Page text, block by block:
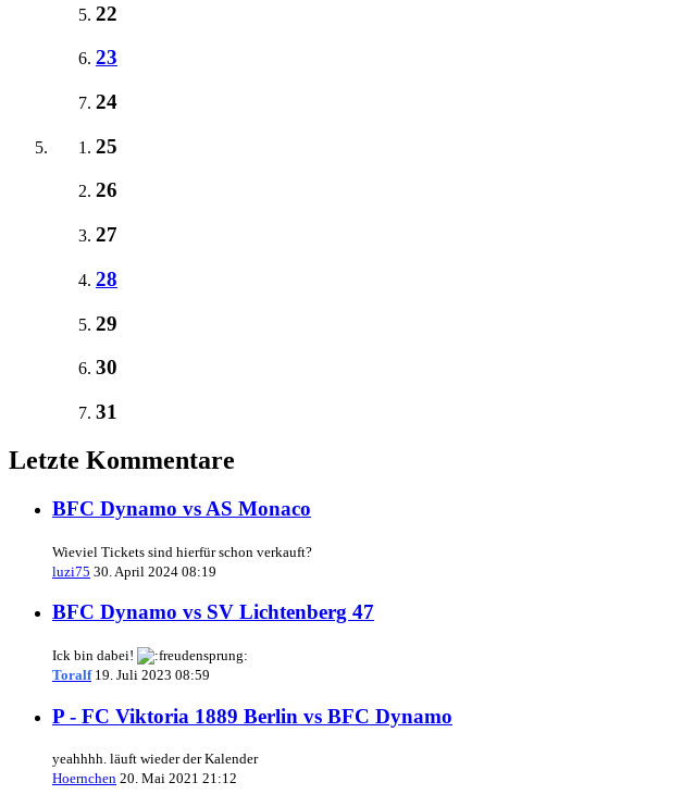
22
23
24
25
26
27
28
29
30
31
Letzte Kommentare
BFC Dynamo vs AS Monaco
Wieviel Tickets sind hierfür schon verkauft?
luzi75 30. April 2024 08:19
BFC Dynamo vs SV Lichtenberg 47
Ick bin dabei!
Toralf 19. Juli 2023 08:59
P - FC Viktoria 1889 Berlin vs BFC Dynamo
yeahhhh. läuft wieder der Kalender
Hoernchen 20. Mai 2021 21:12